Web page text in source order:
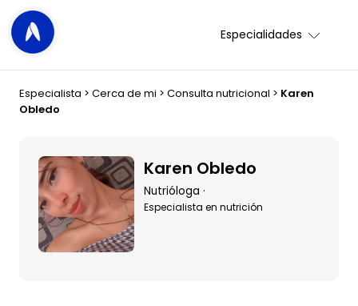
Especialidades
Especialista > Cerca de mi > Consulta nutricional > Karen
Obledo
Karen Obledo
Nutrióloga ·
Especialista en nutrición